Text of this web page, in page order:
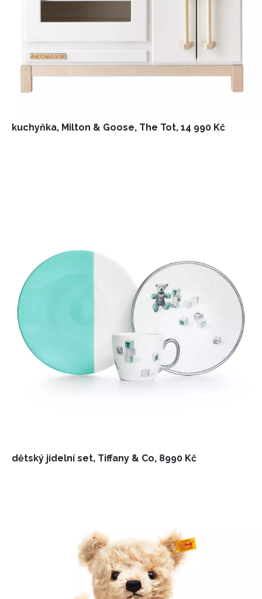
kuchyňka, Milton & Goose, The Tot, 14 990 Kč
dětský jídelní set, Tiffany & Co, 8990 Kč